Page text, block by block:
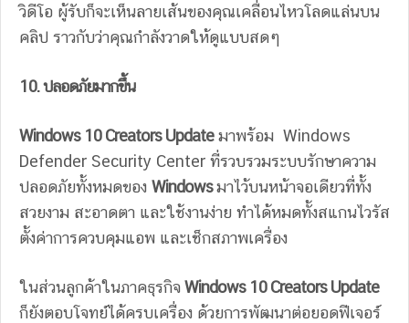
วิดีโอ ผู้รับก็จะเห็นลายเส้นของคุณเคลื่อนไหวโลดแล่นบน
คลิป ราวกับว่าคุณกำลังวาดให้ดูแบบสดๆ
10. ปลอดภัยมากขึ้น
Windows 10 Creators Updateมาพร้อม Windows
Defender Security Center ที่รวบรวมระบบรักษาความ
ปลอดภัยทั้งหมดของ Windowsมาไว้บนหน้าจอเดียวที่ทั้ง
สวยงาม สะอาดตา และใช้งานง่าย ทำได้หมดทั้งสแกนไวรัส
ตั้งค่าการควบคุมแอพ และเช็กสภาพเครื่อง
ในส่วนลูกค้าในภาคธุรกิจWindows 10 Creators Update
ก็ยังตอบโจทย์ได้ครบเครื่อง ด้วยการพัฒนาต่อยอดฟีเจอร์